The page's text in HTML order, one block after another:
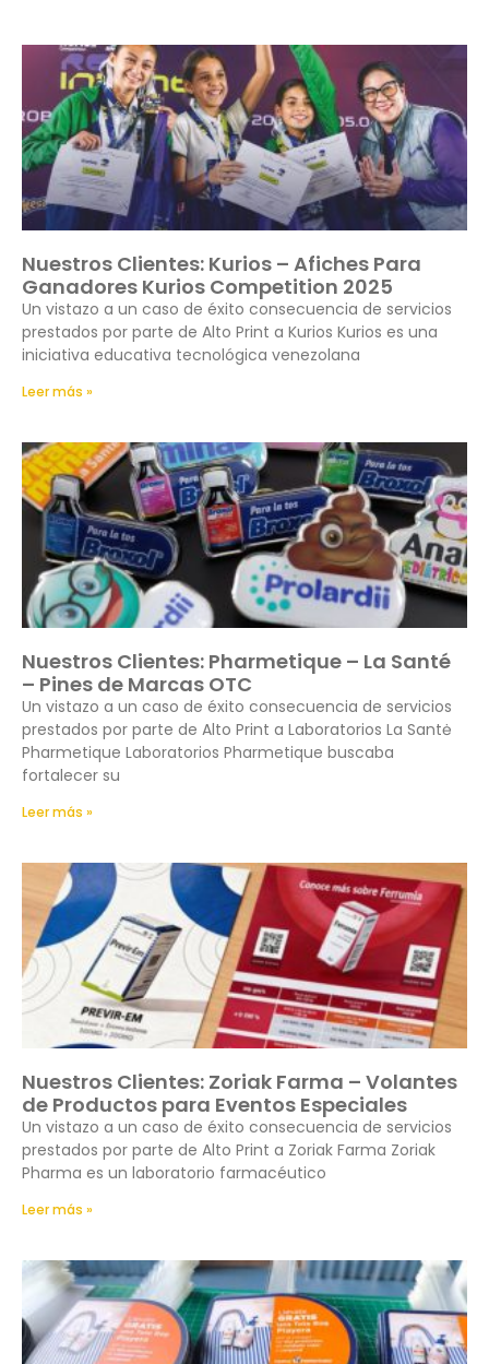
Nuestros Clientes: Kurios – Afiches Para
Ganadores Kurios Competition 2025
Un vistazo a un caso de éxito consecuencia de servicios
prestados por parte de Alto Print a Kurios Kurios es una
iniciativa educativa tecnológica venezolana
Leer más »
Nuestros Clientes: Pharmetique – La Santé
– Pines de Marcas OTC
Un vistazo a un caso de éxito consecuencia de servicios
prestados por parte de Alto Print a Laboratorios La Santė
Pharmetique Laboratorios Pharmetique buscaba
fortalecer su
Leer más »
Nuestros Clientes: Zoriak Farma – Volantes
de Productos para Eventos Especiales
Un vistazo a un caso de éxito consecuencia de servicios
prestados por parte de Alto Print a Zoriak Farma Zoriak
Pharma es un laboratorio farmacéutico
Leer más »